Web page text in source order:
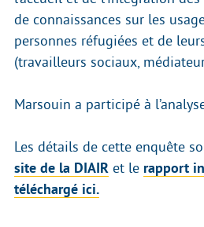
de connaissances sur les
personnes réfugiées et de
(travailleurs sociaux,
Marsouin a participé à
Les détails de cette enquête
site de la DIAIR et le rapport
téléchargé ici.